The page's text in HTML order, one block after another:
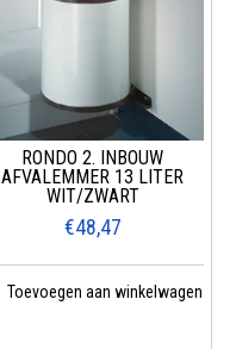
RONDO 2. INBOUW
AFVALEMMER 13 LITER
WIT/ZWART
€48,47
Toevoegen aan winkelwagen